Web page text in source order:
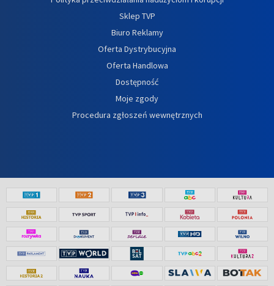
Sklep TVP
Biuro Reklamy
Oferta Dystrybucyjna
Oferta Handlowa
Dostępność
Moje zgody
Procedura zgłoszeń wewnętrznych